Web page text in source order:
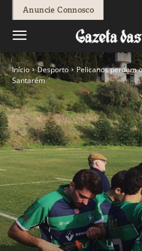
Anuncie Connosco
Início Desporto
Pelicanos perdem
Santarém